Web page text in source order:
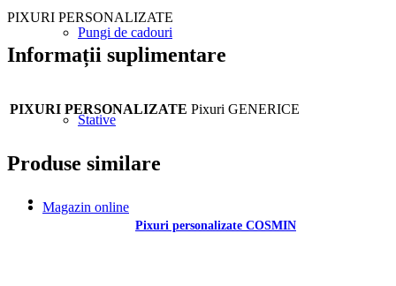
Pungi de cadouri
Stative
Magazin online
PIXURI PERSONALIZATE
Informații suplimentare
PIXURI PERSONALIZATE Pixuri GENERICE
Produse similare
Pixuri personalizate COSMIN